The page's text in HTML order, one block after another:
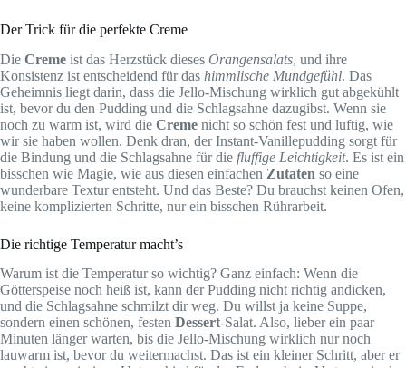
Der Trick für die perfekte Creme
Die Creme ist das Herzstück dieses Orangensalats, und ihre
Konsistenz ist entscheidend für das himmlische Mundgefühl. Das
Geheimnis liegt darin, dass die Jello-Mischung wirklich gut abgekühlt
ist, bevor du den Pudding und die Schlagsahne dazugibst. Wenn sie
noch zu warm ist, wird die Creme nicht so schön fest und luftig, wie
wir sie haben wollen. Denk dran, der Instant-Vanillepudding sorgt für
die Bindung und die Schlagsahne für die fluffige Leichtigkeit. Es ist ein
bisschen wie Magie, wie aus diesen einfachen Zutaten so eine
wunderbare Textur entsteht. Und das Beste? Du brauchst keinen Ofen,
keine komplizierten Schritte, nur ein bisschen Rührarbeit.
Die richtige Temperatur macht’s
Warum ist die Temperatur so wichtig? Ganz einfach: Wenn die
Götterspeise noch heiß ist, kann der Pudding nicht richtig andicken,
und die Schlagsahne schmilzt dir weg. Du willst ja keine Suppe,
sondern einen schönen, festen Dessert-Salat. Also, lieber ein paar
Minuten länger warten, bis die Jello-Mischung wirklich nur noch
lauwarm ist, bevor du weitermachst. Das ist ein kleiner Schritt, aber er